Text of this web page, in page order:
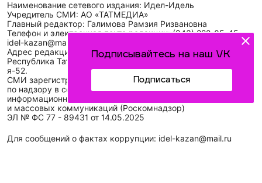
Подписывайтесь на наш VK
Подписаться
Наименование сетевого издания: Идел-Идель
Учредитель СМИ: АО «ТАТМЕДИА»
Главный редактор: Галимова Рамзия Ризвановна
Телефон и электронная почта редакции: (843) 222-05-45,
idel-kazan@mail.ru
Адрес редакции: 420066, Российская Федерация,
Республика Татарстан, г. Казань, ул. Декабристов, д. 2, а/
я-52.
СМИ зарегистрировано Федеральной службой
по надзору в сфере связи,
информационных технологий
и массовых коммуникаций (Роскомнадзор)
ЭЛ № ФС 77 - 89431 от 14.05.2025
Для сообщений о фактах коррупции: idel-kazan@mail.ru